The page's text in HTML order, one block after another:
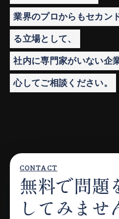
業界のプロからもセカン
る立場として、
社内に専門家がいない企
心してご相談ください。
CONTACT
無料で問題
してみませ